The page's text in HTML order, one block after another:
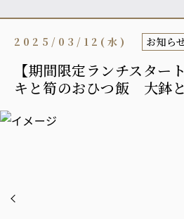
【期間限定ランチスター
キと筍のおひつ飯 大鉢と
2025/03/12(水) お知ら